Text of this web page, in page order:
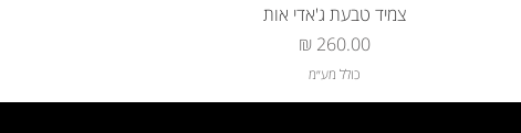
צמיד טבעת ג'אדי אות
מחיר‏260.00 ‏₪
כולל מע״מ